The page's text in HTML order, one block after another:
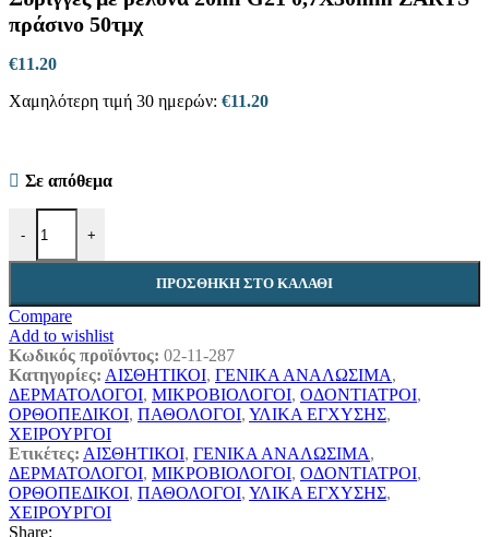
πράσινο 50τμχ
€11.20
Χαμηλότερη τιμή 30 ημερών: €11.20
Σε απόθεμα
-
Σύριγγες με βελόνα 20ml G21 0,7X30mm ZARYS πράσινο 50τμχ
+
ΠΡΟΣΘΉΚΗ ΣΤΟ ΚΑΛΆΘΙ
Compare
Add to wishlist
Κωδικός προϊόντος: 02-11-287
Κατηγορίες: ΑΙΣΘΗΤΙΚΟΙ, ΓΕΝΙΚΑ ΑΝΑΛΩΣΙΜΑ,
ΔΕΡΜΑΤΟΛΟΓΟΙ, ΜΙΚΡΟΒΙΟΛΟΓΟΙ, ΟΔΟΝΤΙΑΤΡΟΙ,
ΟΡΘΟΠΕΔΙΚΟΙ, ΠΑΘΟΛΟΓΟΙ, ΥΛΙΚΑ ΕΓΧΥΣΗΣ,
ΧΕΙΡΟΥΡΓΟΙ
Ετικέτες: ΑΙΣΘΗΤΙΚΟΙ, ΓΕΝΙΚΑ ΑΝΑΛΩΣΙΜΑ,
ΔΕΡΜΑΤΟΛΟΓΟΙ, ΜΙΚΡΟΒΙΟΛΟΓΟΙ, ΟΔΟΝΤΙΑΤΡΟΙ,
ΟΡΘΟΠΕΔΙΚΟΙ, ΠΑΘΟΛΟΓΟΙ, ΥΛΙΚΑ ΕΓΧΥΣΗΣ,
ΧΕΙΡΟΥΡΓΟΙ
Share: